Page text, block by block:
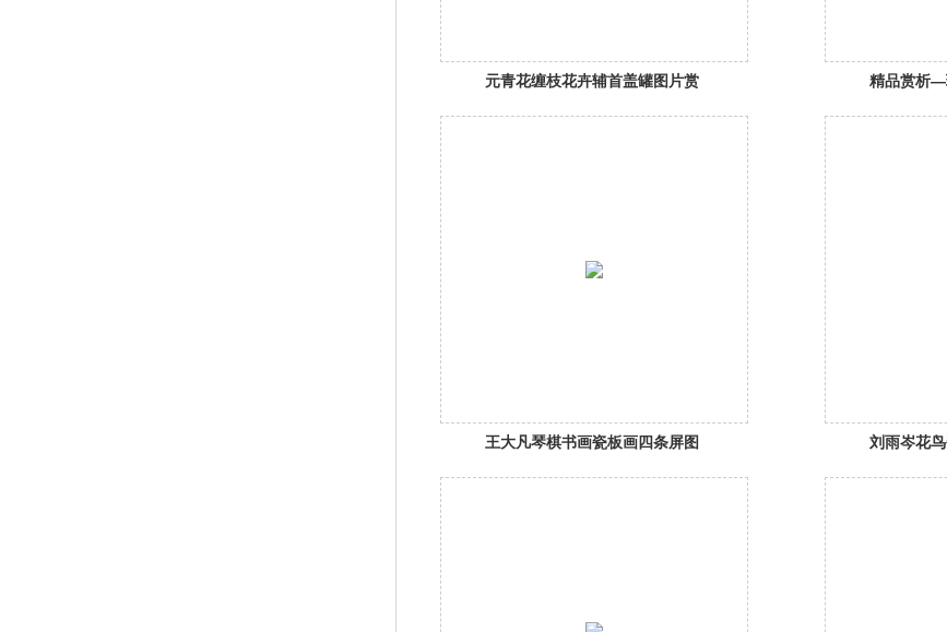
元青花缠枝花卉辅首盖罐图片赏
精品赏析—
王大凡琴棋书画瓷板画四条屏图
刘雨岑花